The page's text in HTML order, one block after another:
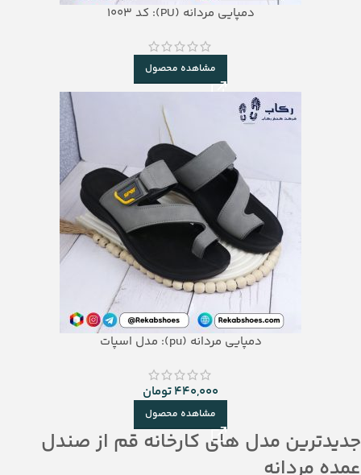
دمپایی مردانه (PU): کد 1003
مشاهده محصول
دمپایی مردانه (pu): مدل اسپات
440,000تومان
مشاهده محصول
جدیدترین مدل های کارخانه قم از صندل